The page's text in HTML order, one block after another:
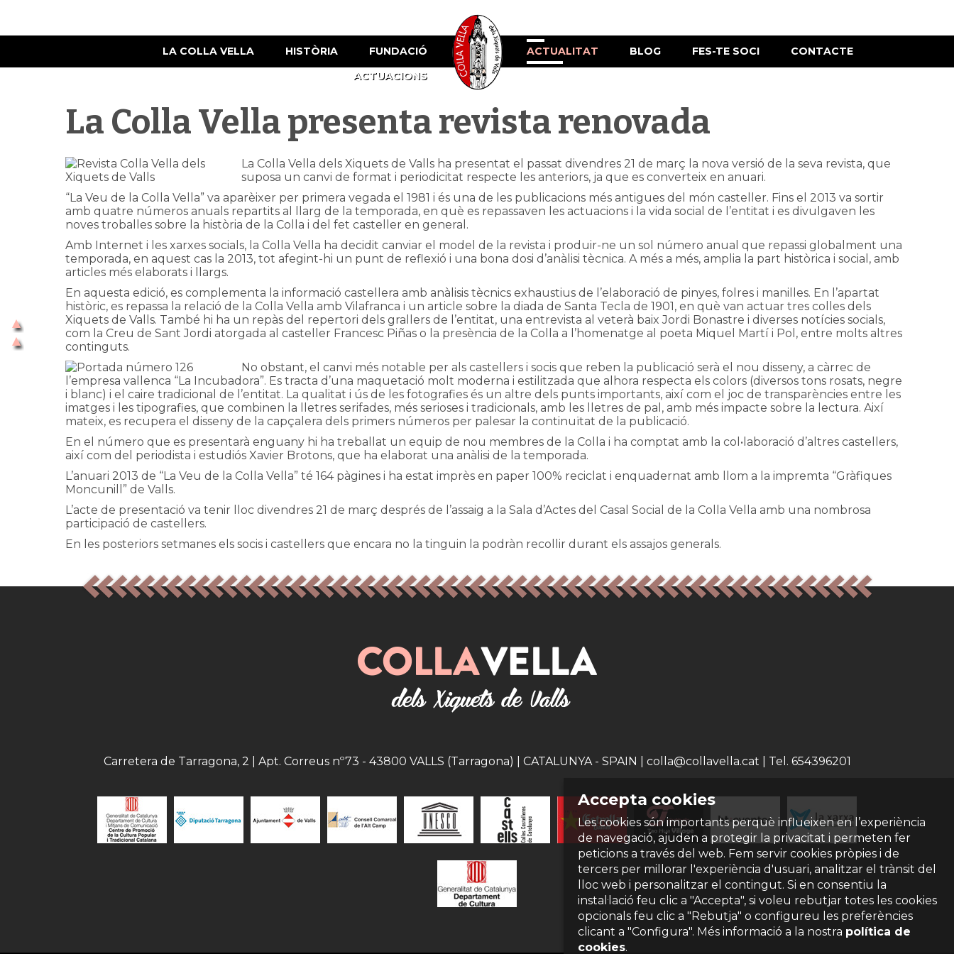
LA COLLA VELLA HISTÒRIA
FUNDACIÓ
ACTUACIONS
ACTUALITAT BLOG FES-TE SOCI CONTACTE
La Colla Vella presenta revista renovada
La Colla Vella dels Xiquets de Valls ha presentat el passat divendres 21 de març la nova versió de la seva revista, que
suposa un canvi de format i periodicitat respecte les anteriors, ja que es converteix en anuari.
“La Veu de la Colla Vella” va aparèixer per primera vegada el 1981 i és una de les publicacions més antigues del món casteller. Fins el 2013 va sortir
amb quatre números anuals repartits al llarg de la temporada, en què es repassaven les actuacions i la vida social de l’entitat i es divulgaven les
noves troballes sobre la història de la Colla i del fet casteller en general.
Amb Internet i les xarxes socials, la Colla Vella ha decidit canviar el model de la revista i produir-ne un sol número anual que repassi globalment una
temporada, en aquest cas la 2013, tot afegint-hi un punt de reflexió i una bona dosi d’anàlisi tècnica. A més a més, amplia la part històrica i social, amb
articles més elaborats i llargs.
En aquesta edició, es complementa la informació castellera amb anàlisis tècnics exhaustius de l’elaboració de pinyes, folres i manilles. En l’apartat
històric, es repassa la relació de la Colla Vella amb Vilafranca i un article sobre la diada de Santa Tecla de 1901, en què van actuar tres colles dels
Xiquets de Valls. També hi ha un repàs del repertori dels grallers de l’entitat, una entrevista al veterà baix Jordi Bonastre i diverses notícies socials,
com la Creu de Sant Jordi atorgada al casteller Francesc Piñas o la presència de la Colla a l’homenatge al poeta Miquel Martí i Pol, entre molts altres
continguts.
No obstant, el canvi més notable per als castellers i socis que reben la publicació serà el nou disseny, a càrrec de
l’empresa vallenca “La Incubadora”. Es tracta d’una maquetació molt moderna i estilitzada que alhora respecta els colors (diversos tons rosats, negre
i blanc) i el caire tradicional de l’entitat. La qualitat i ús de les fotografies és un altre dels punts importants, així com el joc de transparències entre les
imatges i les tipografies, que combinen la lletres serifades, més serioses i tradicionals, amb les lletres de pal, amb més impacte sobre la lectura. Així
mateix, es recupera el disseny de la capçalera dels primers números per palesar la continuïtat de la publicació.
En el número que es presentarà enguany hi ha treballat un equip de nou membres de la Colla i ha comptat amb la col•laboració d’altres castellers,
així com del periodista i estudiós Xavier Brotons, que ha elaborat una anàlisi de la temporada.
L’anuari 2013 de “La Veu de la Colla Vella” té 164 pàgines i ha estat imprès en paper 100% reciclat i enquadernat amb llom a la impremta “Gràfiques
Moncunill” de Valls.
L’acte de presentació va tenir lloc divendres 21 de març després de l’assaig a la Sala d’Actes del Casal Social de la Colla Vella amb una nombrosa
participació de castellers.
En les posteriors setmanes els socis i castellers que encara no la tinguin la podràn recollir durant els assajos generals.
Accepta cookies
Les cookies són importants perquè influeixen en l’experiència
de navegació, ajuden a protegir la privacitat i permeten fer
peticions a través del web. Fem servir cookies pròpies i de
tercers per millorar l'experiència d'usuari, analitzar el trànsit del
lloc web i personalitzar el contingut. Si en consentiu la
instal·lació feu clic a "Accepta", si voleu rebutjar totes les cookies
opcionals feu clic a "Rebutja" o configureu les preferències
clicant a "Configura". Més informació a la nostra política de
cookies.
Carretera de Tarragona, 2 | Apt. Correus nº73 - 43800 VALLS (Tarragona) | CATALUNYA - SPAIN | colla@collavella.cat | Tel. 654396201